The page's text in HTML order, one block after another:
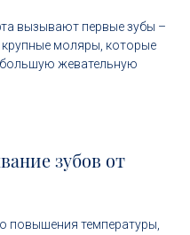
вызывают первые зубы –
крупные моляры, которые
жевательную
зубов от
повышения температуры,